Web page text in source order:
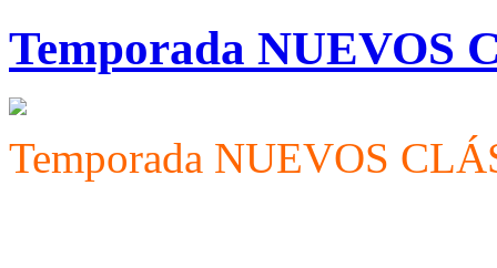
Temporada NUEVOS
Temporada NUEVOS